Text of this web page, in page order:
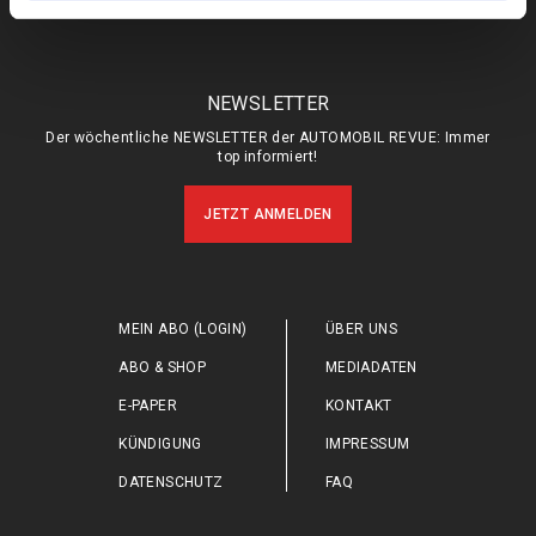
NEWSLETTER
Der wöchentliche NEWSLETTER der AUTOMOBIL REVUE: Immer
top informiert!
JETZT ANMELDEN
MEIN ABO (LOGIN)
ABO & SHOP
E-PAPER
KÜNDIGUNG
DATENSCHUTZ
ÜBER UNS
MEDIADATEN
KONTAKT
IMPRESSUM
FAQ